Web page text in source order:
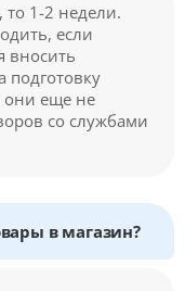
то 1-2 недели.
если
вносить
подготовку
они еще не
со службами
в магазин?